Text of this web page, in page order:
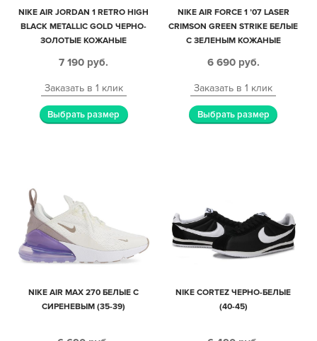
NIKE AIR JORDAN 1 RETRO HIGH
BLACK METALLIC GOLD ЧЕРНО-
ЗОЛОТЫЕ КОЖАНЫЕ
7 190 руб.
Заказать в 1 клик
Выбрать размер
NIKE AIR FORCE 1 ’07 LASER
CRIMSON GREEN STRIKE БЕЛЫЕ
С ЗЕЛЕНЫМ КОЖАНЫЕ
6 690 руб.
Заказать в 1 клик
Выбрать размер
NIKE AIR MAX 270 БЕЛЫЕ С
СИРЕНЕВЫМ (35-39)
NIKE CORTEZ ЧЕРНО-БЕЛЫЕ
(40-45)